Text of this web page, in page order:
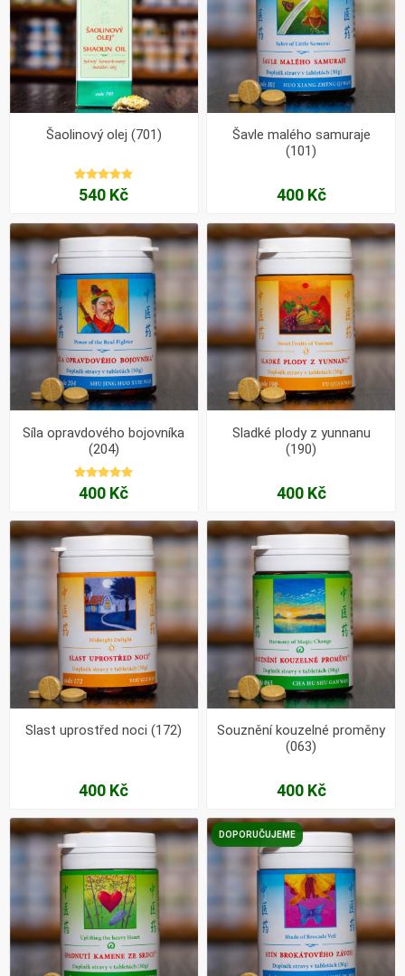
Šaolinový olej (701)
540 Kč
Šavle malého samuraje
(101)
400 Kč
Síla opravdového bojovníka
(204)
400 Kč
Sladké plody z yunnanu
(190)
400 Kč
Slast uprostřed noci (172)
400 Kč
Souznění kouzelné proměny
(063)
400 Kč
DOPORUČUJEME